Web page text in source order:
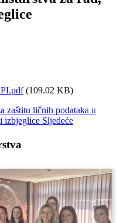
(109.02 KB)
zaštitu ličnih podataka u
izbjeglice Sljedeće